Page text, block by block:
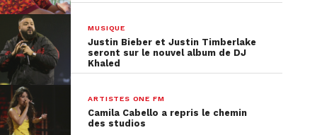
MUSIQUE
Justin Bieber et Justin Timberlake
seront sur le nouvel album de DJ
Khaled
ARTISTES ONE FM
Camila Cabello a repris le chemin
des studios